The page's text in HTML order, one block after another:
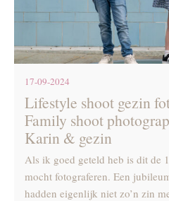
17-09-2024
Lifestyle shoot gezin
Family shoot
Karin & gezin
Als ik goed geteld heb is dit de
mocht fotograferen. Een
hadden eigenlijk niet zo’n zin